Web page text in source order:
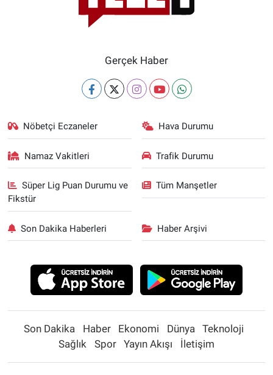
Gerçek Haber
Nöbetçi Eczaneler Hava Durumu
Namaz Vakitleri Trafik Durumu
Süper Lig Puan Durumu ve
Fikstür
Tüm Manşetler
Son Dakika Haberleri Haber Arşivi
Son Dakika Haber Ekonomi Dünya
Teknoloji
Sağlık
Spor Yayın Akışı İletişim